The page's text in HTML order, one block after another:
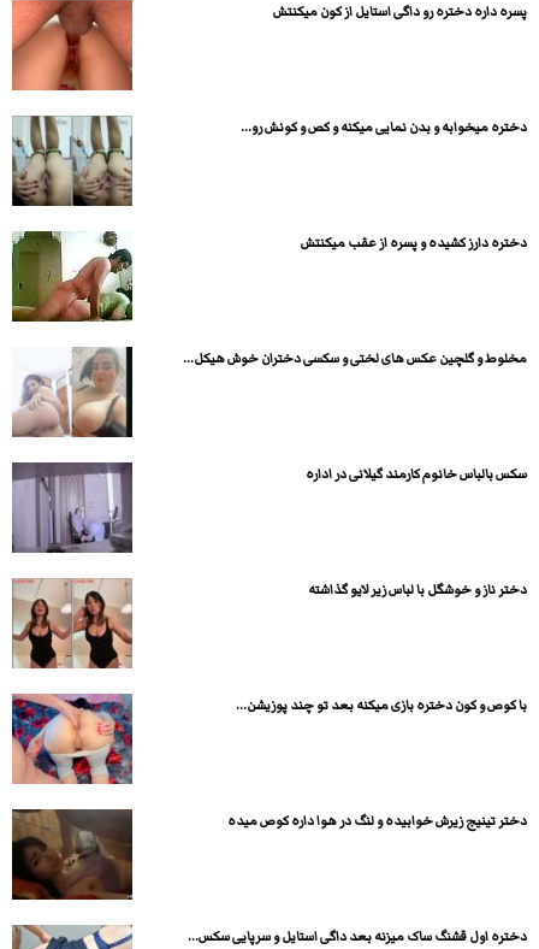
پسره داره دختره رو داگی استایل از کون میکنتش
دختره میخوابه و بدن نمایی میکنه و کص و کونش رو...
دختره دارز کشیده و پسره از عقب میکنتش
مخلوط و گلچین عکس های لختی و سکسی دختران خوش هیکل...
سکس بالباس خانوم کارمند گیلانی در اداره
دختر ناز و خوشگل با لباس زیر لایو گذاشته
با کوص و کون دختره بازی میکنه بعد تو چند پوزیشن...
دختر تینیج زیرش خوابیده و لنگ در هوا داره کوص میده
دختره اول قشنگ ساک میزنه بعد داگی استایل و سرپایی سکس...